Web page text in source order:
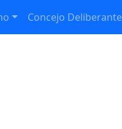
Concejo Deliberante